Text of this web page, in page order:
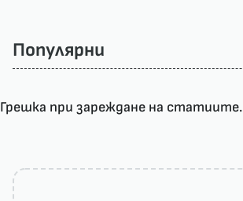
Популярни
Грешка при зареждане на статиите.